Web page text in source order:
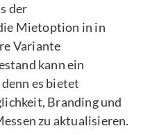
der
Mietoption in in
Variante
kann ein
es bietet
Branding und
zu aktualisieren.